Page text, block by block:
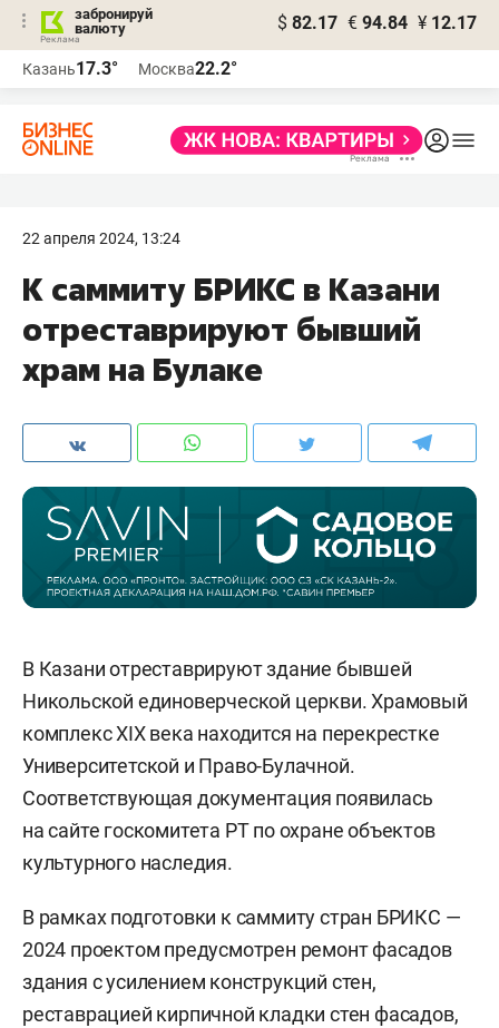
забронируй
валюту
$ 82.17 € 94.84 ¥ 12.17
Казань17.3° Москва22.2°
22 апреля 2024, 13:24
К саммиту БРИКС в Казани
отреставрируют бывший
храм на Булаке
В Казани отреставрируют здание бывшей
Никольской единоверческой церкви. Храмовый
комплекс XIX века находится на перекрестке
Университетской и Право-Булачной.
Соответствующая документация появилась
на сайте госкомитета РТ по охране объектов
культурного наследия.
В рамках подготовки к саммиту стран БРИКС —
2024 проектом предусмотрен ремонт фасадов
здания с усилением конструкций стен,
реставрацией кирпичной кладки стен фасадов,